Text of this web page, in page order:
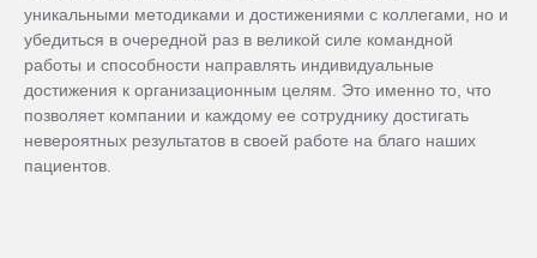
уникальными методиками и достижениями с коллегами, но и
убедиться в очередной раз в великой силе командной
работы и способности направлять индивидуальные
достижения к организационным целям. Это именно то, что
позволяет компании и каждому ее сотруднику достигать
невероятных результатов в своей работе на благо наших
пациентов.